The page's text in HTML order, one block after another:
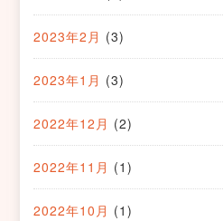
2023年2月 (3)
2023年1月 (3)
2022年12月 (2)
2022年11月 (1)
2022年10月 (1)